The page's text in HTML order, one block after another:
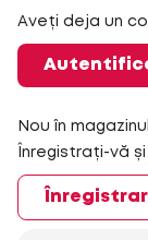
Aveți deja un
Nou în
Înregistrați-vă